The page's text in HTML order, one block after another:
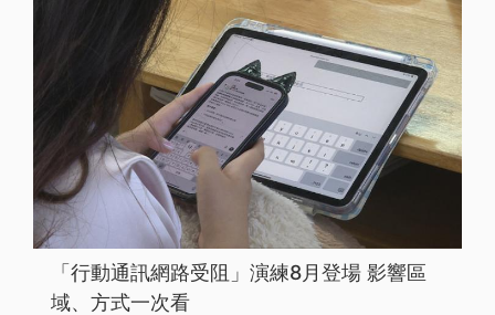
「行動通訊網路受阻」演練8月登場 影響區
域、方式一次看